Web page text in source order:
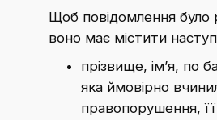
Щоб повідомлення було
воно має містити
прізвище, ім’я, по
яка ймовірно
правопорушення,